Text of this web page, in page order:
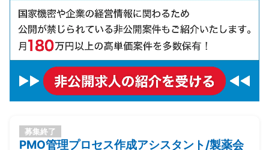
募集終了
PMO管理プロセス作成アシスタント/製薬会